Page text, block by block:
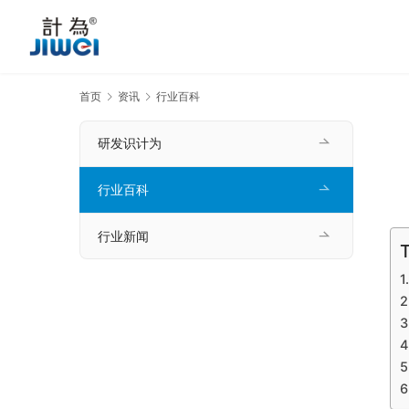
首页 资讯 行业百科
研发识计为
行业百科
行业新闻